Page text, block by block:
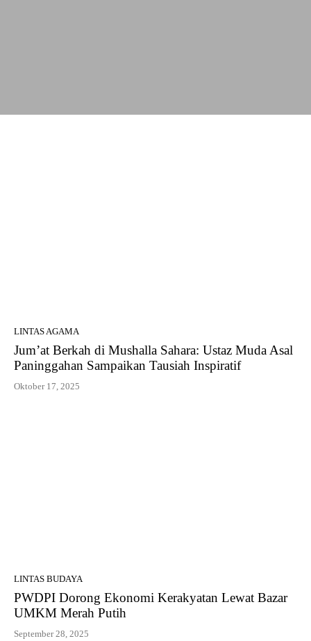
LINTAS AGAMA
Jum’at Berkah di Mushalla Sahara: Ustaz Muda Asal
Paninggahan Sampaikan Tausiah Inspiratif
Oktober 17, 2025
LINTAS BUDAYA
PWDPI Dorong Ekonomi Kerakyatan Lewat Bazar
UMKM Merah Putih
September 28, 2025